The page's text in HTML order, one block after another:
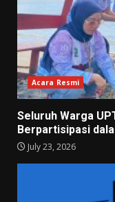
Acara Resmi
Seluruh Warga
Berpartisipasi
July 23, 2026